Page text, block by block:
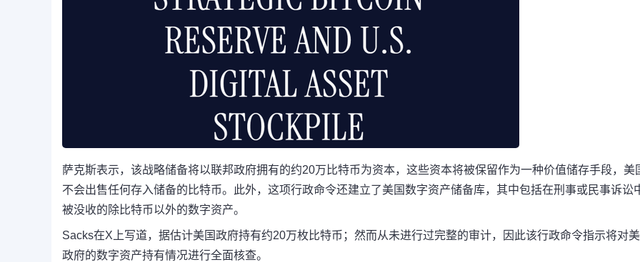
萨克斯表示，该战略储备将以联邦政府拥有的约20万比特币为资本，这些资本将被保留作为一种价值储存手段，美
不会出售任何存入储备的比特币。此外，这项行政命令还建立了美国数字资产储备库，其中包括在刑事或民事诉讼
被没收的除比特币以外的数字资产。
Sacks在X上写道，据估计美国政府持有约20万枚比特币；然而从未进行过完整的审计，因此该行政命令指示将对
政府的数字资产持有情况进行全面核查。